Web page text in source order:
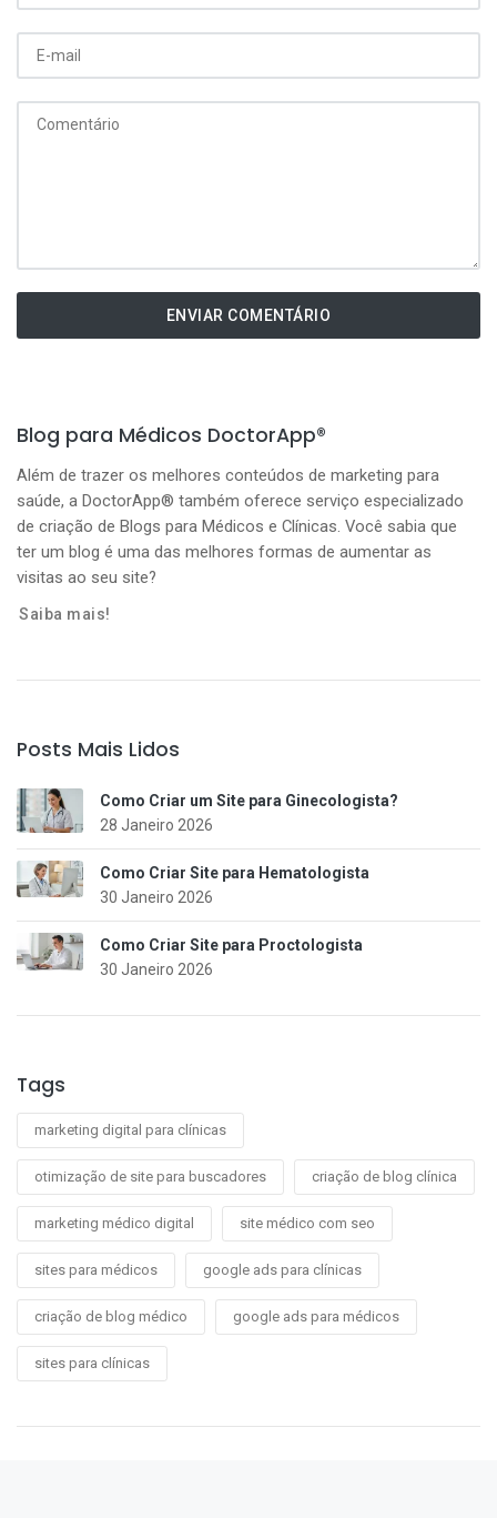
Blog para Médicos DoctorApp®
Além de trazer os melhores conteúdos de marketing para
saúde, a DoctorApp® também oferece serviço especializado
de criação de Blogs para Médicos e Clínicas. Você sabia que
ter um blog é uma das melhores formas de aumentar as
visitas ao seu site?
Saiba mais!
Posts Mais Lidos
Como Criar um Site para Ginecologista?
28 Janeiro 2026
Como Criar Site para Hematologista
30 Janeiro 2026
Como Criar Site para Proctologista
30 Janeiro 2026
Tags
marketing digital para clínicas
otimização de site para buscadores criação de blog clínica
marketing médico digital site médico com seo
sites para médicos google ads para clínicas
criação de blog médico google ads para médicos
sites para clínicas
ENVIAR COMENTÁRIO